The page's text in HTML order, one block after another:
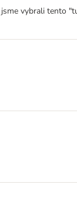
vybrali tento